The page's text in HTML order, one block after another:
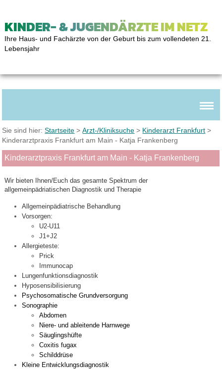
KINDER- & JUGENDÄRZTE IM NETZ
Ihre Haus- und Fachärzte von der Geburt bis zum vollendeten 21.
Lebensjahr
Sie sind hier:Startseite >Arzt-/Kliniksuche > Kinderarzt Frankfurt >
Kinderarztpraxis Frankfurt am Main - Katja Frankenberg
Kinderarztpraxis Frankfurt am Main - Katja Frankenberg
Wir bieten Ihnen/Euch das gesamte Spektrum der
allgemeinpädriatischen Diagnostik und Therapie
Allgemeinpädiatrische Behandlung
Vorsorgen:
U2-U11
J1+J2
Allergieteste:
Prick
Immunocap
Lungenfunktionsdiagnostik
Hyposensibilisierung
Psychosomatische Grundversorgung
Sonographie
Abdomen
Niere- und ableitende Harnwege
Säuglingshüfte
Coxitis fugax
Schilddrüse
Kleine Entwicklungsdiagnostik